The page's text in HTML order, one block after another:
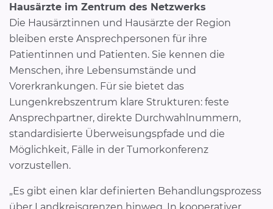
Hausärzte im Zentrum des Netzwerks
Die Hausärztinnen und Hausärzte der Region
bleiben erste Ansprechpersonen für ihre
Patientinnen und Patienten. Sie kennen die
Menschen, ihre Lebensumstände und
Vorerkrankungen. Für sie bietet das
Lungenkrebszentrum klare Strukturen: feste
Ansprechpartner, direkte Durchwahlnummern,
standardisierte Überweisungspfade und die
Möglichkeit, Fälle in der Tumorkonferenz
vorzustellen.
„Es gibt einen klar definierten Behandlungsprozess